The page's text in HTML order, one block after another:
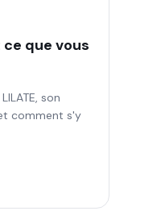
que vous
son
comment s'y